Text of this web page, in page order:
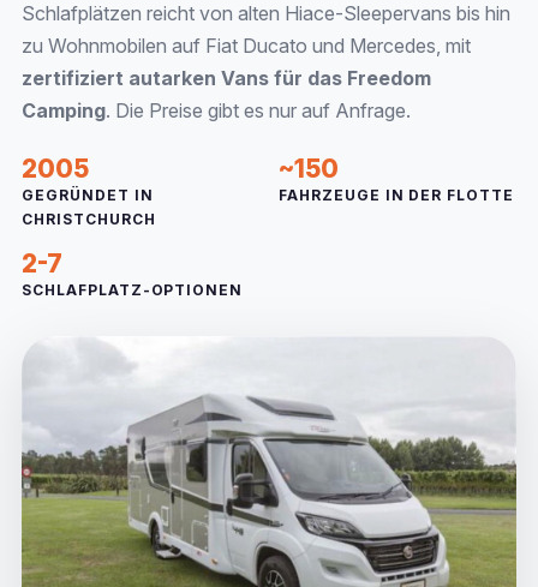
Schlafplätzen reicht von alten Hiace-Sleepervans bis hin
zu Wohnmobilen auf Fiat Ducato und Mercedes, mit
zertifiziert autarken Vans für das Freedom
Camping. Die Preise gibt es nur auf Anfrage.
2005
GEGRÜNDET IN
CHRISTCHURCH
~150
FAHRZEUGE IN DER FLOTTE
2-7
SCHLAFPLATZ-OPTIONEN